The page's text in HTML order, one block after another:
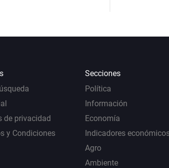
de privacidad
y Condiciones
Secciones
Política
Información
Economía
Indicadores
Agro
Ambiente